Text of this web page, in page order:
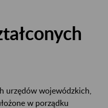
urzędów wojewódzkich,
w porządku